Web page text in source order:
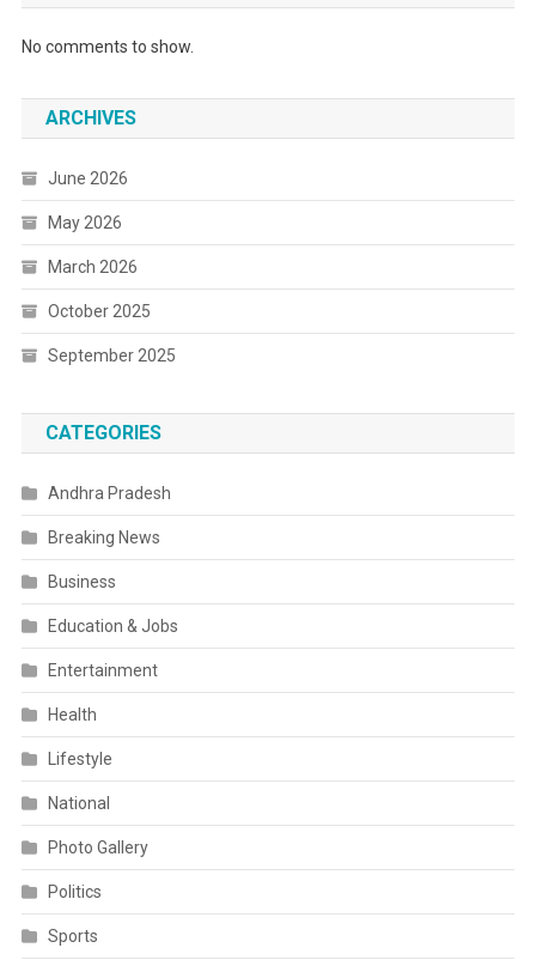
No comments to show.
ARCHIVES
June 2026
May 2026
March 2026
October 2025
September 2025
CATEGORIES
Andhra Pradesh
Breaking News
Business
Education & Jobs
Entertainment
Health
Lifestyle
National
Photo Gallery
Politics
Sports